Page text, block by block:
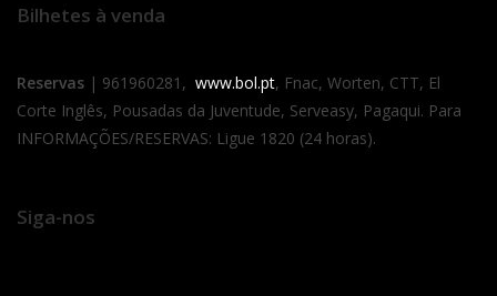
Bilhetes à venda
Reservas | 961960281, www.bol.pt, Fnac, Worten, CTT, El
Corte Inglês, Pousadas da Juventude, Serveasy, Pagaqui. Para
INFORMAÇÕES/RESERVAS: Ligue 1820 (24 horas).
Siga-nos